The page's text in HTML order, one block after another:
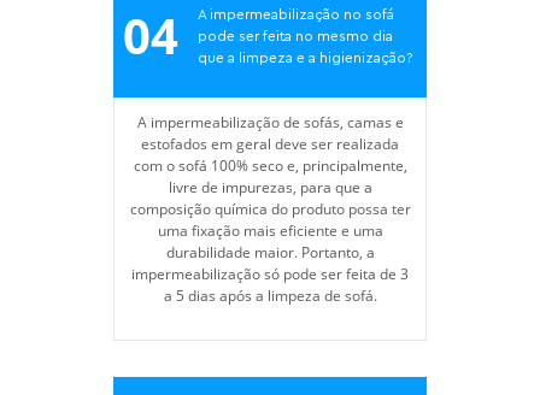
04
A impermeabilização no sofá
pode ser feita no mesmo dia
que a limpeza e a higienização?
A impermeabilização de sofás, camas e
estofados em geral deve ser realizada
com o sofá 100% seco e, principalmente,
livre de impurezas, para que a
composição química do produto possa ter
uma fixação mais eficiente e uma
durabilidade maior. Portanto, a
impermeabilização só pode ser feita de 3
a 5 dias após a limpeza de sofá.